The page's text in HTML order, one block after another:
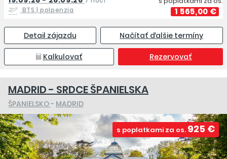
BTS| polpenzia 1 565,00 €
Detail zájazdu Načítať ďalšie termíny
Kalkulovať Rezervovať
MADRID - SRDCE ŠPANIELSKA
ŠPANIELSKO- MADRID
s poplatkami za os. 925 €